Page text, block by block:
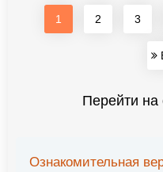
1 2 3
Перейти на
Ознакомительная